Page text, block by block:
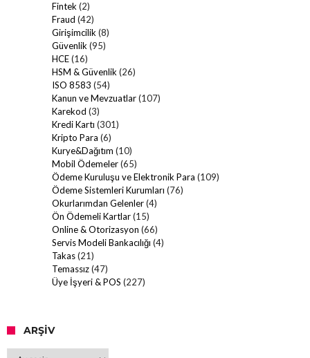
Fintek(2)
Fraud (42)
Girişimcilik(8)
Güvenlik(95)
HCE(16)
HSM & Güvenlik(26)
ISO 8583 (54)
Kanun ve Mevzuatlar(107)
Karekod (3)
Kredi Kartı (301)
Kripto Para (6)
Kurye&Dağıtım (10)
Mobil Ödemeler(65)
Ödeme Kuruluşu ve Elektronik Para (109)
Ödeme Sistemleri Kurumları (76)
Okurlarımdan Gelenler(4)
Ön Ödemeli Kartlar(15)
Online & Otorizasyon (66)
Servis Modeli Bankacılığı (4)
Takas(21)
Temassız(47)
Üye İşyeri & POS (227)
ARŞIV
Arşiv